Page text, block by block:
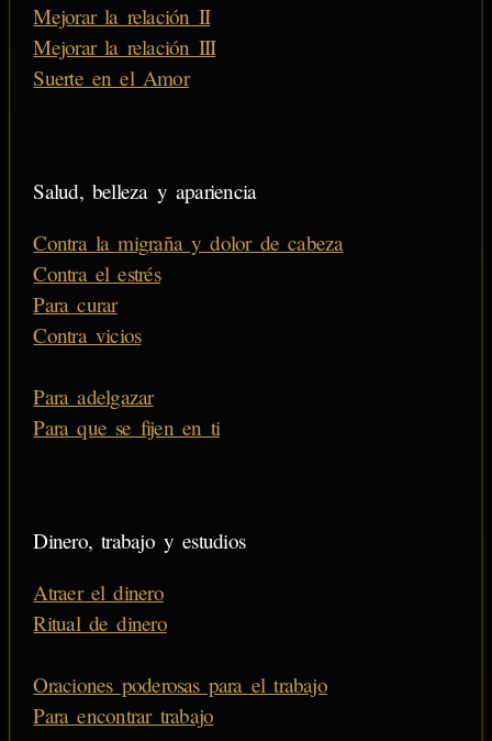
Mejorar la relación II
Mejorar la relación III
Suerte en el Amor
Salud, belleza y apariencia
Contra la migraña y dolor de cabeza
Contra el estrés
Para curar
Contra vicios
Para adelgazar
Para que se fijen en ti
Dinero, trabajo y estudios
Atraer el dinero
Ritual de dinero
Oraciones poderosas para el trabajo
Para encontrar trabajo